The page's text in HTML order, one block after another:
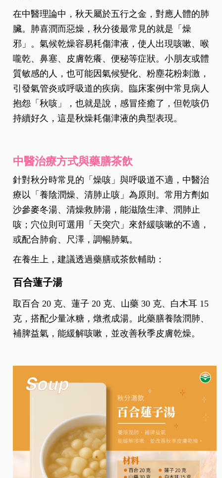
在中醫理論中，秋天屬於五行之金，對應人體的肺
臟。肺喜潤而惡燥，秋分後最常見的就是「燥
邪」。氣候乾燥容易耗傷津液，使人出現咳嗽、喉
嚨乾、鼻塞、皮膚乾癢、便秘等症狀。小朋友或體
質敏感的人，也可能因氣候變化、粉塵花粉刺激，
引發氣管炎或呼吸道的疾病。臨床案例中常見病人
抱怨「秋咳」，也就是說，感冒痊癒了，但乾咳仍
持續好久，這是秋燥耗傷津液的典型表現。
中醫治療方式與藥膳茶飲
針對秋分時常見的「燥咳」與呼吸道不適，中醫治
療以「養陰潤燥、清肺止咳」為原則。常用方劑如
沙參麥冬湯、清燥救肺湯，能滋陰生津、潤肺止
咳；穴位則可選用「天突穴」來舒緩咳嗽的不適，
或配合肺俞、尺澤，調暢肺氣。
在養生上，建議透過藥膳或茶飲輔助：
百合蓮子湯
取百合 20 克、蓮子 20 克、山藥 30 克、白木耳 15
克，搭配少量冰糖，燉煮成湯。此藥膳養陰潤肺、
補脾益氣，能緩解咳嗽，並改善秋季皮膚乾燥。